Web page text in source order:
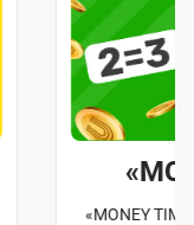
«MONEY